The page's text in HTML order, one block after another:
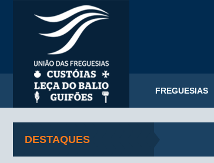
FREGUESIAS
DESTAQUES